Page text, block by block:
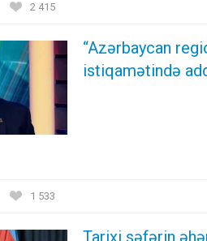
2 415
“Azərbaycan
istiqamətində
1 533